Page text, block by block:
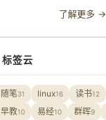
了解更多 →
标签云
随笔31 linux16 读书12
早教10 易经10 群晖9